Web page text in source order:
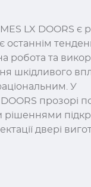
LX DOORS є
останнім
робота та
шкідливого
У
прозорі
рішеннями
двері